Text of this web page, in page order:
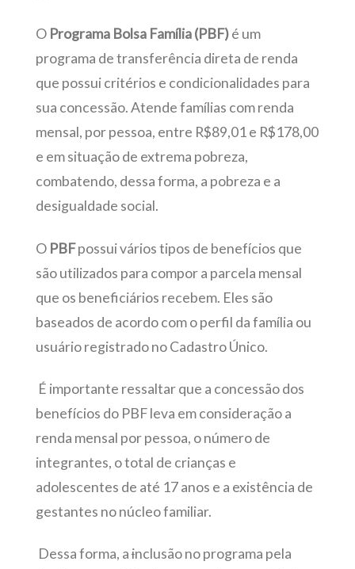
OPrograma Bolsa Família (PBF)é um
programa de transferência direta de renda
que possui critérios e condicionalidades para
sua concessão. Atende famílias com renda
mensal, por pessoa, entre R$89,01 e R$178,00
e em situação de extrema pobreza,
combatendo, dessa forma, a pobreza e a
desigualdade social.
O PBFpossui vários tipos de benefícios que
são utilizados para compor a parcela mensal
que os beneficiários recebem. Eles são
baseados de acordo com o perfil da família ou
usuário registrado no Cadastro Único.
É importante ressaltar que a concessão dos
benefícios do PBF leva em consideração a
renda mensal por pessoa, o número de
integrantes, o total de crianças e
adolescentes de até 17 anos e a existência de
gestantes no núcleo familiar.
Dessa forma, ainclusão no programa pela